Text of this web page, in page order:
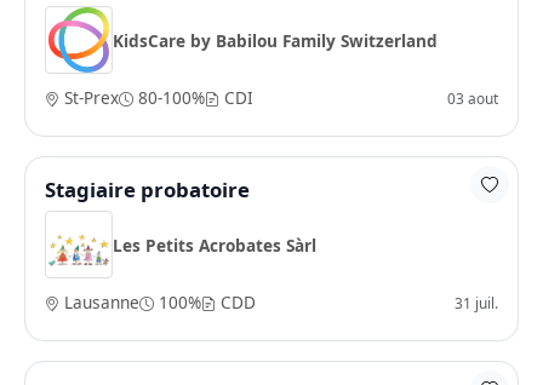
KidsCare by Babilou Family Switzerland
St-Prex 80-100% CDI 03 aout
Stagiaire probatoire
Les Petits Acrobates Sàrl
Lausanne 100% CDD 31 juil.